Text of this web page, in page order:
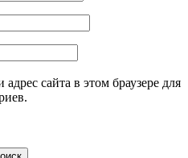
сайта в этом браузере для